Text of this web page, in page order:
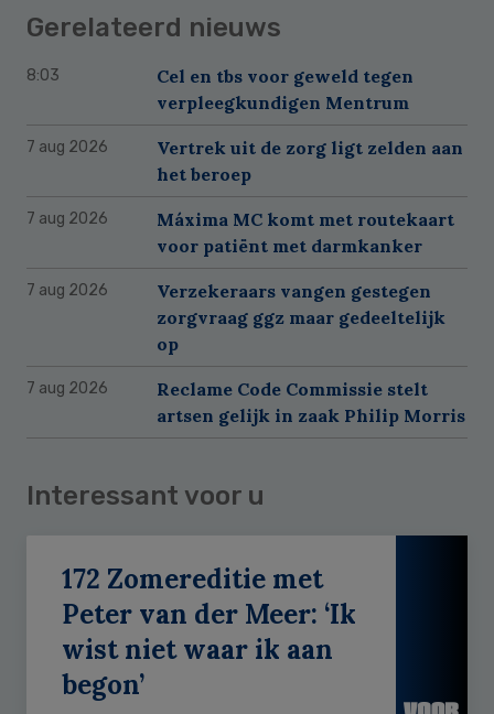
Gerelateerd nieuws
8:03
Cel en tbs voor geweld tegen
verpleegkundigen Mentrum
7 aug 2026
Vertrek uit de zorg ligt zelden aan
het beroep
7 aug 2026
Máxima MC komt met routekaart
voor patiënt met darmkanker
7 aug 2026
Verzekeraars vangen gestegen
zorgvraag ggz maar gedeeltelijk
op
7 aug 2026
Reclame Code Commissie stelt
artsen gelijk in zaak Philip Morris
Interessant voor u
172 Zomereditie met
Peter van der Meer: ‘Ik
wist niet waar ik aan
begon’